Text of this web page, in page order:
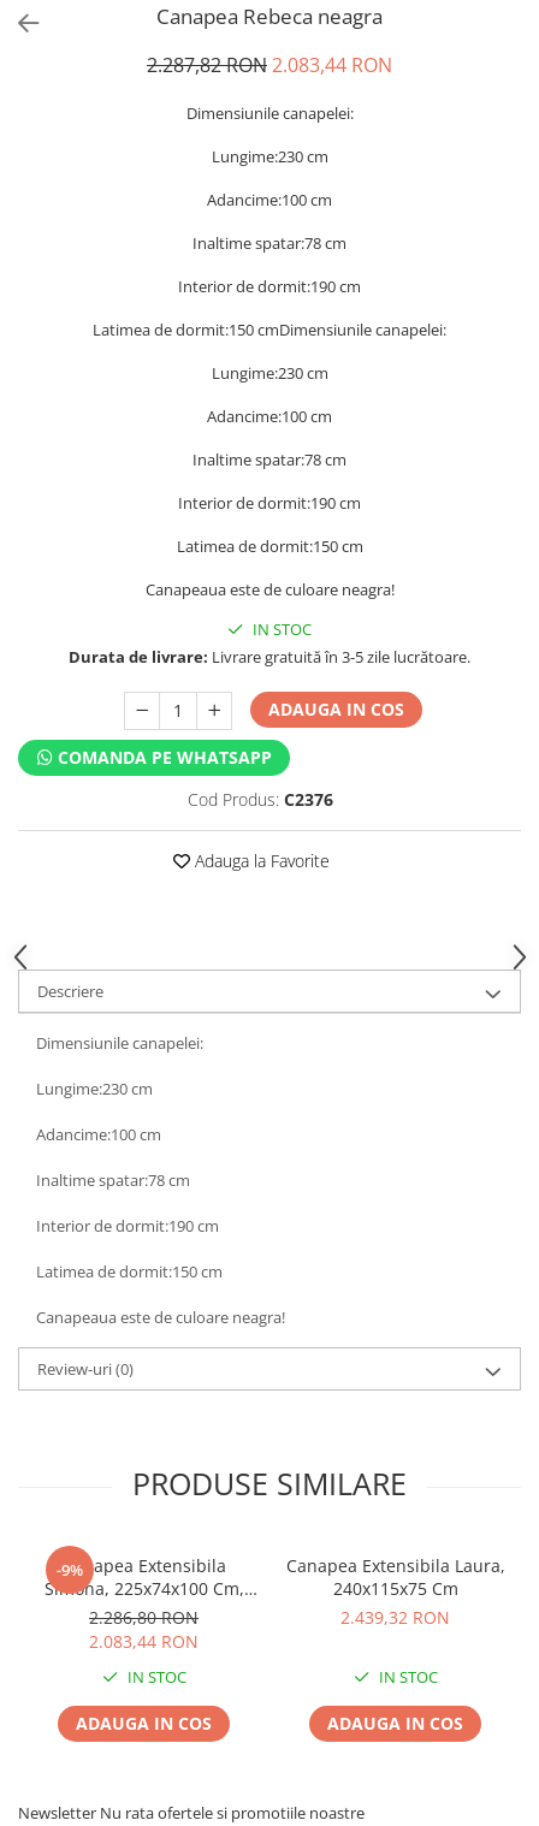
Canapea Rebeca neagra
2.287,82 RON2.083,44 RON
Dimensiunile canapelei:
Lungime:230 cm
Adancime:100 cm
Inaltime spatar:78 cm
Interior de dormit:190 cm
Latimea de dormit:150 cmDimensiunile canapelei:
Lungime:230 cm
Adancime:100 cm
Inaltime spatar:78 cm
Interior de dormit:190 cm
Latimea de dormit:150 cm
Canapeaua este de culoare neagra!
IN STOC
Durata de livrare: Livrare gratuită în 3-5 zile lucrătoare.
ADAUGA IN COS
COMANDA PE WHATSAPP
Cod Produs: C2376
Adauga la Favorite
Descriere
Dimensiunile canapelei:
Lungime:230 cm
Adancime:100 cm
Inaltime spatar:78 cm
Interior de dormit:190 cm
Latimea de dormit:150 cm
Canapeaua este de culoare neagra!
Review-uri(0)
PRODUSE SIMILARE
-9%
Canapea Extensibila
Simona, 225x74x100 Cm,
Maro
2.286,80 RON
2.083,44 RON
IN STOC
ADAUGA IN COS
Canapea Extensibila Laura,
240x115x75 Cm
2.439,32 RON
IN STOC
ADAUGA IN COS
Newsletter Nu rata ofertele si promotiile noastre